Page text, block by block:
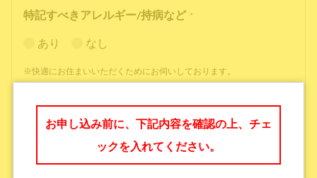
特記すべきアレルギー/持病など *
あり なし
※快適にお住まいいただくためにお伺いしております。
*
お申し込み前に、下記内容を確認の上、チェ
ックを入れてください。